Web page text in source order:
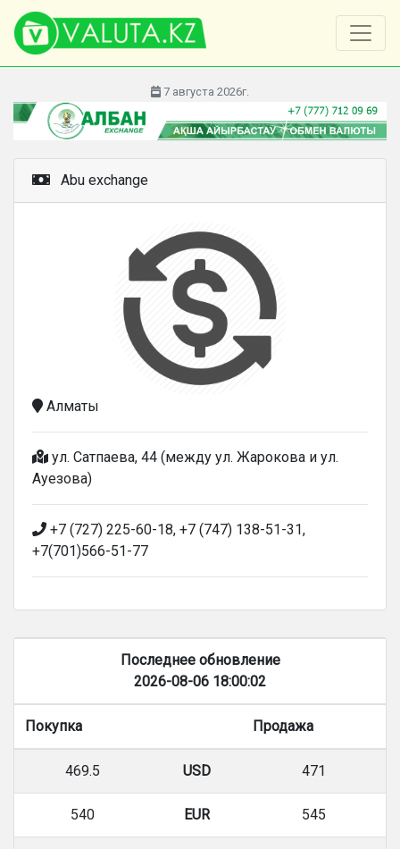
7 августа 2026г.
Abu exchange
Алматы
ул. Сатпаева, 44 (между ул. Жарокова и ул.
Ауезова)
+7 (727) 225-60-18, +7 (747) 138-51-31,
+7(701)566-51-77
Последнее обновление
2026-08-06 18:00:02
Покупка Продажа
469.5 USD 471
540 EUR 545